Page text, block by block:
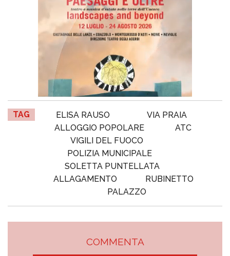
TAG ELISA RAUSO
VIA PRAIA
ALLOGGIO POPOLARE
ATC
VIGILI DEL FUOCO
POLIZIA MUNICIPALE
SOLETTA PUNTELLATA
ALLAGAMENTO
RUBINETTO
PALAZZO
COMMENTA